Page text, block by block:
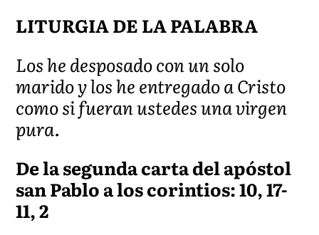
LITURGIA DE LA PALABRA
Los he desposado con un solo
marido y los he entregado a Cristo
como si fueran ustedes una virgen
pura.
De la segunda carta del apóstol
san Pablo a los corintios: 10, 17-
11, 2